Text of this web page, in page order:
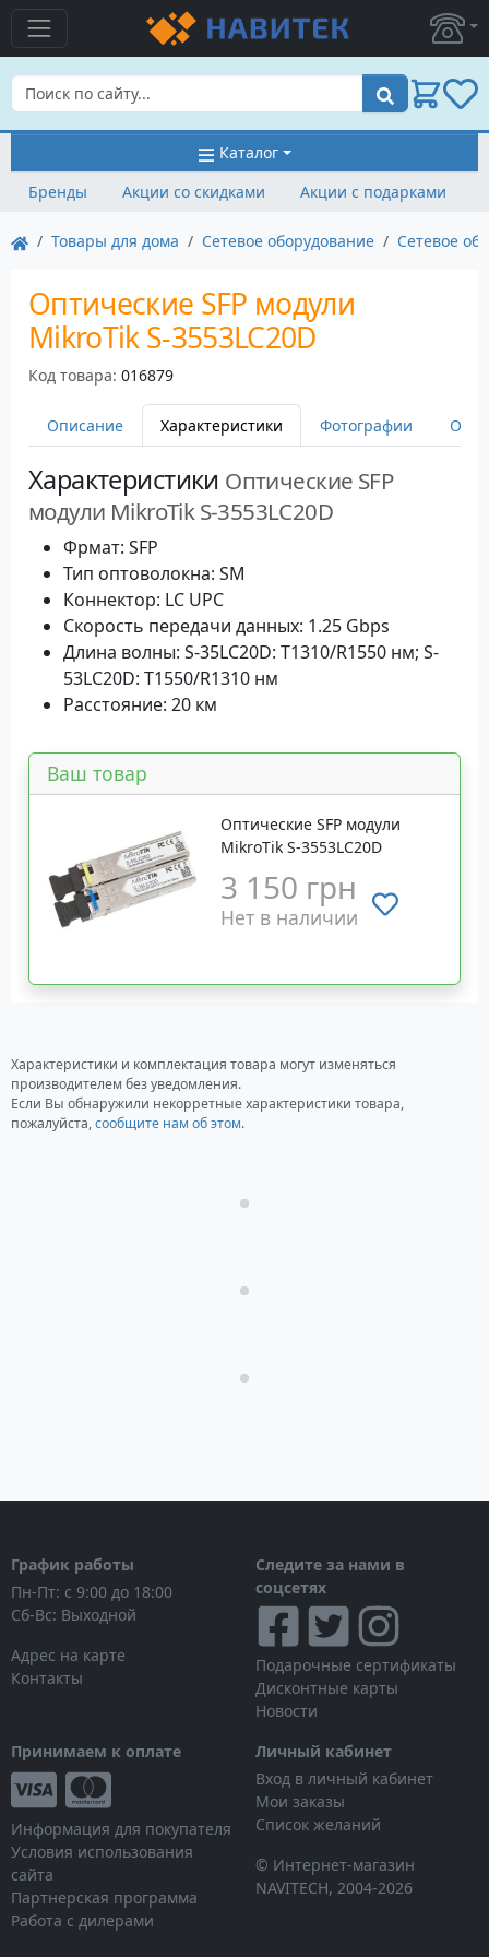
Поиск
Каталог
Бренды
Акции со скидками Акции с подарками
Товары для дома Сетевое оборудование Сетевое
Оптические SFP модули
MikroTik S-3553LC20D
Код товара: 016879
Описание Характеристики Фотографии
Характеристики Оптические SFP
модули MikroTik S-3553LC20D
Фрмат: SFP
Тип оптоволокна: SM
Коннектор: LC UPC
Скорость передачи данных: 1.25 Gbps
Длина волны: S-35LC20D: T1310/R1550 нм; S-
53LC20D: T1550/R1310 нм
Расстояние: 20 км
Ваш товар
Оптические SFP модули
MikroTik S-3553LC20D
3 150 грн
Нет в наличии
Характеристики и комплектация товара могут изменяться
производителем без уведомления.
Если Вы обнаружили некорретные характеристики товара,
пожалуйста,сообщите нам об этом.
Загрузка...
Загрузка...
Загрузка...
График работы
Пн-Пт: с 9:00 до 18:00
Сб-Вс: Выходной
Адрес на карте
Контакты
Следите за нами в
соцсетях
Подарочные сертификаты
Дисконтные карты
Новости
Принимаем к оплате
Информация для покупателя
Условия использования
сайта
Партнерская программа
Работа с дилерами
Личный кабинет
Вход в личный кабинет
Мои заказы
Список желаний
© Интернет-магазин
NAVITECH, 2004-2026